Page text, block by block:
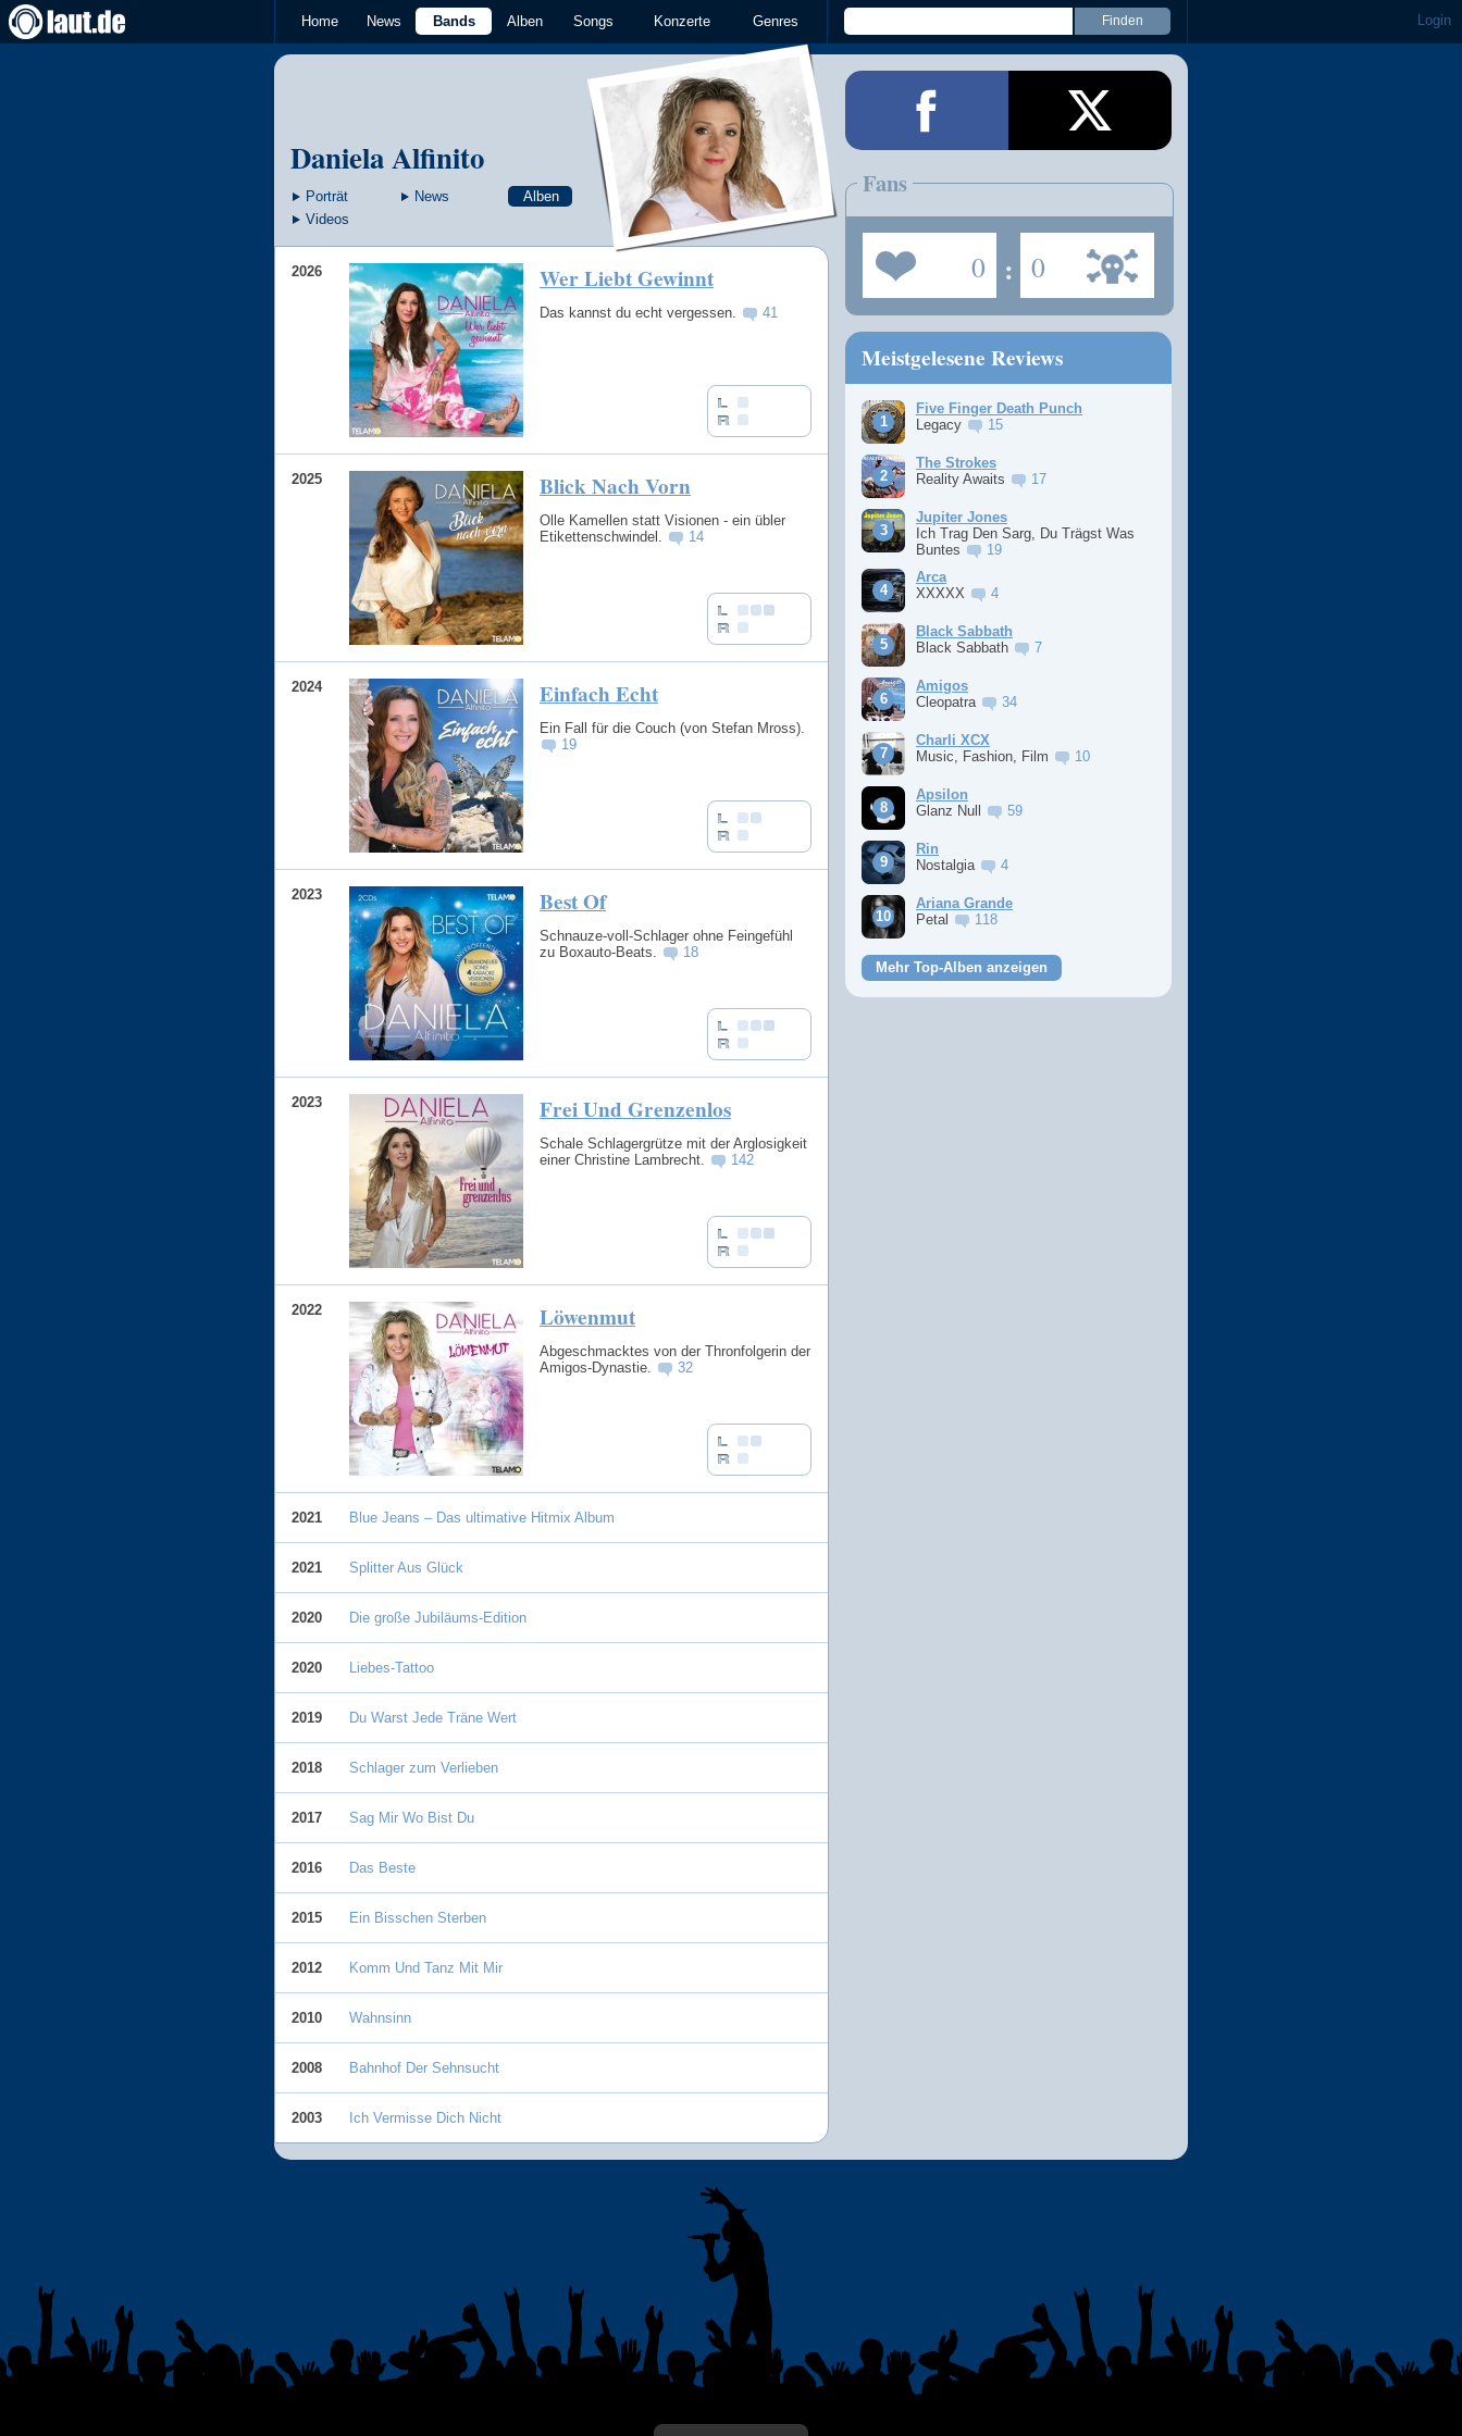
Home News Bands Alben Songs Konzerte Genres Login
Daniela Alfinito
Porträt News
Alben
Videos
2026 Wer Liebt Gewinnt
Das kannst du echt vergessen. 41
2025 Blick Nach Vorn
Olle Kamellen statt Visionen - ein übler
Etikettenschwindel.
14
2024 Einfach Echt
Ein Fall für die Couch (von Stefan Mross).
19
2023 Best Of
Schnauze-voll-Schlager ohne Feingefühl
zu Boxauto-Beats.
18
2023 Frei Und Grenzenlos
Schale Schlagergrütze mit der Arglosigkeit
einer Christine Lambrecht.
142
2022 Löwenmut
Abgeschmacktes von der Thronfolgerin der
Amigos-Dynastie.
32
2021 Blue Jeans – Das ultimative Hitmix Album
2021 Splitter Aus Glück
2020 Die große Jubiläums-Edition
2020 Liebes-Tattoo
2019 Du Warst Jede Träne Wert
2018 Schlager zum Verlieben
2017 Sag Mir Wo Bist Du
2016 Das Beste
2015 Ein Bisschen Sterben
2012 Komm Und Tanz Mit Mir
2010 Wahnsinn
2008 Bahnhof Der Sehnsucht
2003 Ich Vermisse Dich Nicht
Fans
0 : 0
Meistgelesene Reviews
Five Finger Death Punch
Legacy
15
The Strokes
Reality Awaits
17
Jupiter Jones
Ich Trag Den Sarg, Du Trägst Was
Buntes
19
Arca
XXXXX
4
Black Sabbath
Black Sabbath
7
Amigos
Cleopatra
34
Charli XCX
Music, Fashion, Film
10
Apsilon
Glanz Null
59
Rin
Nostalgia
4
Ariana Grande
Petal
118
Mehr Top-Alben anzeigen